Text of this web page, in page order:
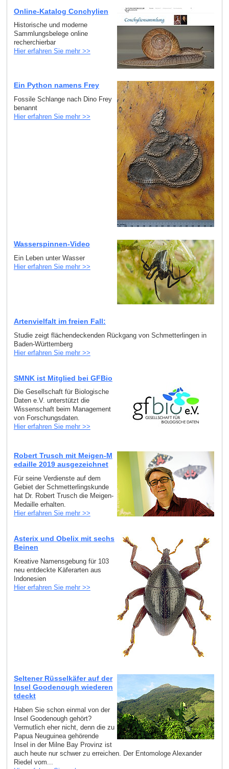
Online-Katalog Conchylien
Historische und moderne
Sammlungsbelege online
recherchierbar
Hier erfahren Sie mehr >>
Ein Python namens Frey
Fossile Schlange nach Dino Frey
benannt
Hier erfahren Sie mehr >>
Wasserspinnen-Video
Ein Leben unter Wasser
Hier erfahren Sie mehr >>
Artenvielfalt im freien Fall:
Studie zeigt flächendeckenden Rückgang von Schmetterlingen in
Baden-Württemberg
Hier erfahren Sie mehr >>
SMNK ist Mitglied bei GFBio
Die Gesellschaft für Biologische
Daten e.V. unterstützt die
Wissenschaft beim Management
von Forschungsdaten.
Hier erfahren Sie mehr >>
Robert Trusch mit Meigen-M
edaille 2019 ausgezeichnet
Für seine Verdienste auf dem
Gebiet der Schmetterlingskunde
hat Dr. Robert Trusch die Meigen-
Medaille erhalten.
Hier erfahren Sie mehr >>
Asterix und Obelix mit sechs
Beinen
Kreative Namensgebung für 103
neu entdeckte Käferarten aus
Indonesien
Hier erfahren Sie mehr >>
Seltener Rüsselkäfer auf der
Insel Goodenough wiederen
tdeckt
Haben Sie schon einmal von der
Insel Goodenough gehört?
Vermutlich eher nicht, denn die zu
Papua Neuguinea gehörende
Insel in der Milne Bay Provinz ist
auch heute nur schwer zu erreichen. Der Entomologe Alexander
Riedel vom...